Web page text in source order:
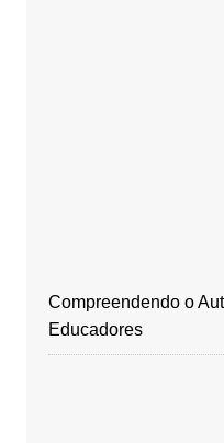
Compreendendo o
Educadores